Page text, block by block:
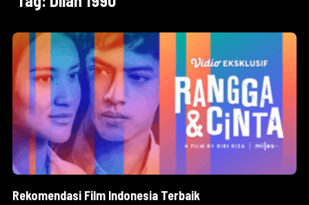
Rekomendasi Film Indonesia Terbaik